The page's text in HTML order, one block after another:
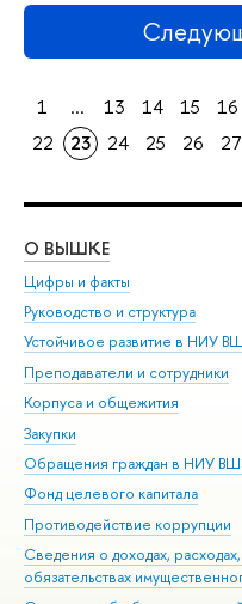
1 ... 13 14 15 16
22
23 24 25 26 27
О ВЫШКЕ
Цифры и факты
Руководство и структура
Устойчивое развитие в НИУ
Преподаватели и сотрудники
Корпуса и общежития
Закупки
Обращения граждан в НИУ
Фонд целевого капитала
Противодействие коррупции
Сведения о доходах,
обязательствах